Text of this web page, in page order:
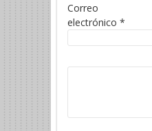
Correo
electrónico *